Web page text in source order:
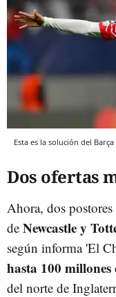
Esta es la solución del
Dos ofertas
Ahora, dos
de Newcastle y
según informa 'El
hasta 100 millones
del norte de